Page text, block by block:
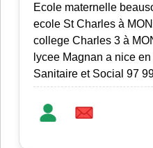
Ecole maternelle
ecole St Charles à
college Charles 3 à
lycee Magnan a nice
Sanitaire et Social 97